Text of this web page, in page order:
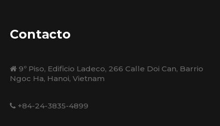
Contacto
9º Piso, Edificio Ladeco, 266 Calle Doi Can, Barrio
Ngoc Ha, Hanoi, Vietnam
+84-24-3835-4899